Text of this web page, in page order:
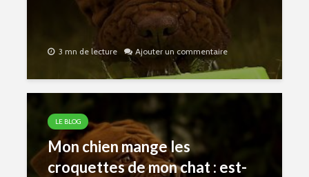
3 mn de lecture Ajouter un commentaire
LE BLOG
Mon chien mange les
croquettes de mon chat : est-